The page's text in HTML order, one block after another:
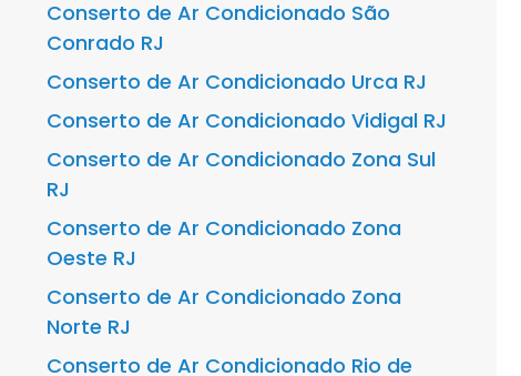
Conserto de Ar Condicionado São
Conrado RJ
Conserto de Ar Condicionado Urca RJ
Conserto de Ar Condicionado Vidigal RJ
Conserto de Ar Condicionado Zona Sul
RJ
Conserto de Ar Condicionado Zona
Oeste RJ
Conserto de Ar Condicionado Zona
Norte RJ
Conserto de Ar Condicionado Rio de